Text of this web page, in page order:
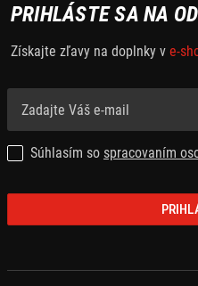
PRIHLÁSTE SA NA
Získajte zľavy na doplnky v e-
Súhlasím so spracovaním